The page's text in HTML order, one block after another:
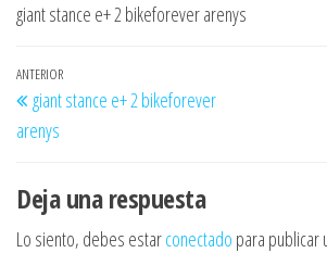
giant stance e+ 2 bikeforever arenys
Navegación
de
entradas
Entrada
anterior
ANTERIOR
giant stance e+ 2 bikeforever
arenys
Deja una respuesta
Lo siento, debes estarconectado para publicar